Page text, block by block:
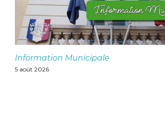
Information Municipale
5 août 2026